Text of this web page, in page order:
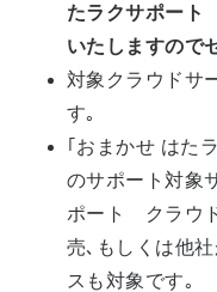
たラクサポート
いたしますので
対象クラウドサ
す｡
｢おまかせ はた
のサポート対象
ポート クラウ
売､もしくは他
スも対象です｡